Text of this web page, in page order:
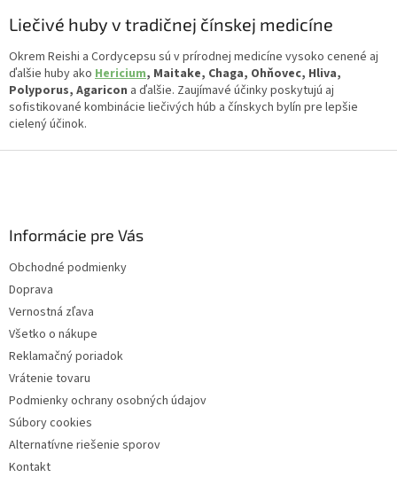
Liečivé huby v tradičnej čínskej medicíne
Okrem Reishi a Cordycepsu sú v prírodnej medicíne vysoko cenené aj
ďalšie huby ako Hericium, Maitake, Chaga, Ohňovec, Hliva,
Polyporus, Agaricon a ďalšie. Zaujímavé účinky poskytujú aj
sofistikované kombinácie liečivých húb a čínskych bylín pre lepšie
cielený účinok.
Informácie pre Vás
Obchodné podmienky
Doprava
Vernostná zľava
Všetko o nákupe
Reklamačný poriadok
Vrátenie tovaru
Podmienky ochrany osobných údajov
Súbory cookies
Alternatívne riešenie sporov
Kontakt